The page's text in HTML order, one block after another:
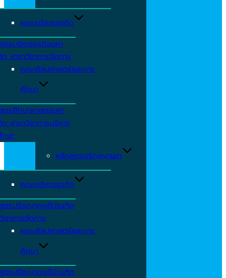
คณะบริหารธุรกิจ
ตรบริหารธุรกิจมหา
สาขาวิชาการจัดการ
คณะศิลปศาสตร์และการ
ศึกษา
ตรศึกษาศาสตรมหา
สาขาวิชาการบริหาร
กษา
หลักสูตรปริญญาเอก
คณะบริหารธุจกิจ
ตรปรัชญาดุษฎีบัณฑิต
ชาการจัดการ
คณะศิลปศาสตร์และการ
ศึกษา
ตรปรัชญาดุษฎีบัณฑิต